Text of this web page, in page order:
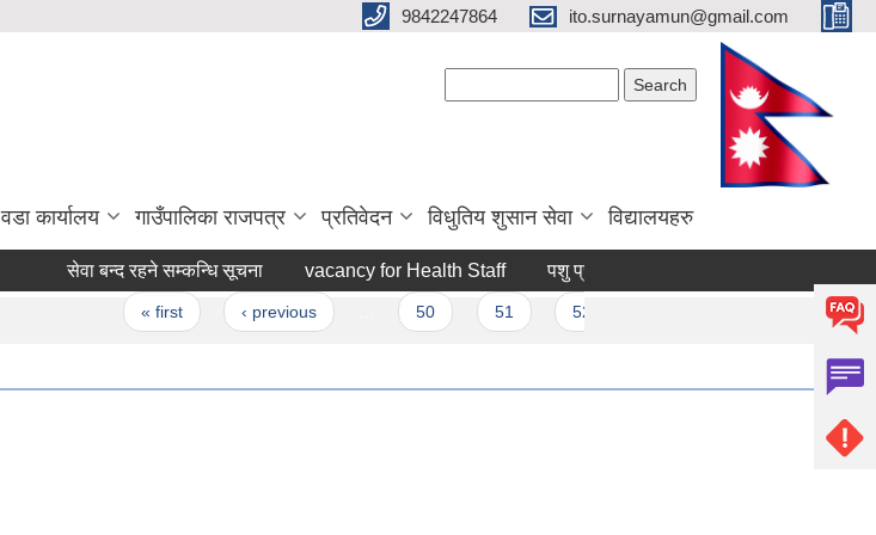
9842247864 ito.surnayamun@gmail.com
वडा कार्यालय गाउँपालिका राजपत्र प्रतिवेदन विधुतिय शुसान सेवा विद्यालयहरु
सेवा बन्द रहने सम्कन्धि सूचना vacancy for Health Staff पशु प्राविधिहरुको आवश्यकता
Pages« first ‹ previous 50 51 52 56